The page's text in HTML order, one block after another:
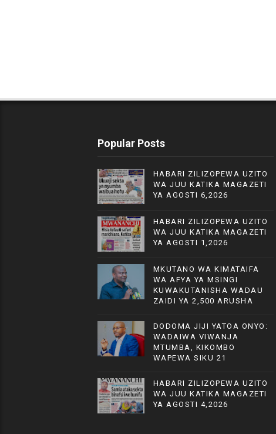
Popular Posts
HABARI ZILIZOPEWA UZITO
WA JUU KATIKA MAGAZETI
YA AGOSTI 6,2026
HABARI ZILIZOPEWA UZITO
WA JUU KATIKA MAGAZETI
YA AGOSTI 1,2026
MKUTANO WA KIMATAIFA
WA AFYA YA MSINGI
KUWAKUTANISHA WADAU
ZAIDI YA 2,500 ARUSHA
DODOMA JIJI YATOA ONYO:
WADAIWA VIWANJA
MTUMBA, KIKOMBO
WAPEWA SIKU 21
HABARI ZILIZOPEWA UZITO
WA JUU KATIKA MAGAZETI
YA AGOSTI 4,2026